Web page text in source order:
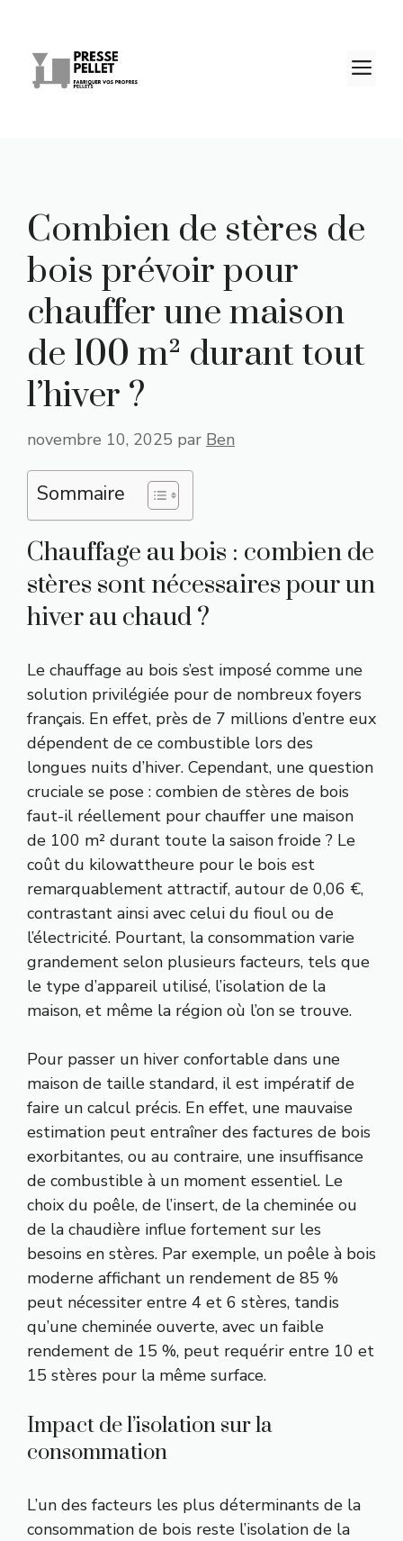
contenu
Combien de stères de
bois prévoir pour
chauffer une maison
de 100 m² durant tout
l’hiver ?
novembre 10, 2025 par Ben
Sommaire
Chauffage au bois : combien de
stères sont nécessaires pour un
hiver au chaud ?
Le chauffage au bois s’est imposé comme une
solution privilégiée pour de nombreux foyers
français. En effet, près de 7 millions d’entre eux
dépendent de ce combustible lors des
longues nuits d’hiver. Cependant, une question
cruciale se pose : combien de stères de bois
faut-il réellement pour chauffer une maison
de 100 m² durant toute la saison froide ? Le
coût du kilowattheure pour le bois est
remarquablement attractif, autour de 0,06 €,
contrastant ainsi avec celui du fioul ou de
l’électricité. Pourtant, la consommation varie
grandement selon plusieurs facteurs, tels que
le type d’appareil utilisé, l’isolation de la
maison, et même la région où l’on se trouve.
Pour passer un hiver confortable dans une
maison de taille standard, il est impératif de
faire un calcul précis. En effet, une mauvaise
estimation peut entraîner des factures de bois
exorbitantes, ou au contraire, une insuffisance
de combustible à un moment essentiel. Le
choix du poêle, de l’insert, de la cheminée ou
de la chaudière influe fortement sur les
besoins en stères. Par exemple, un poêle à bois
moderne affichant un rendement de 85 %
peut nécessiter entre 4 et 6 stères, tandis
qu’une cheminée ouverte, avec un faible
rendement de 15 %, peut requérir entre 10 et
15 stères pour la même surface.
Impact de l’isolation sur la
consommation
L’un des facteurs les plus déterminants de la
consommation de bois reste l’isolation de la